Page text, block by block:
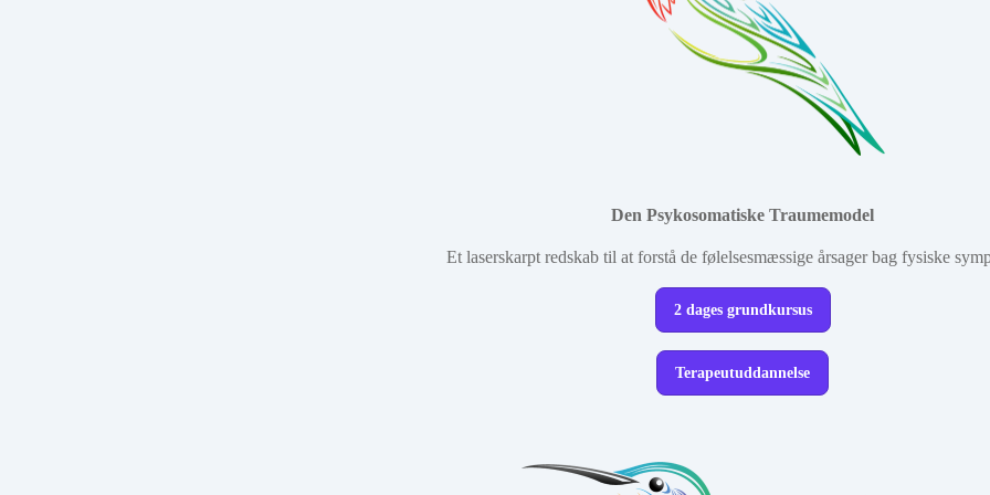
Den Psykosomatiske Traumemodel
Et laserskarpt redskab til at forstå de følelsesmæssige årsager bag fysiske
2 dages grundkursus
Terapeutuddannelse